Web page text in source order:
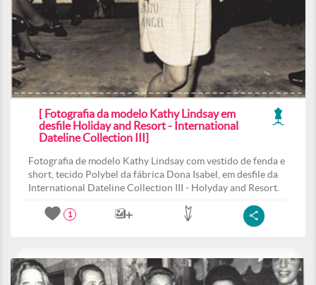
[ Fotografia da modelo Kathy Lindsay em
desfile Holiday and Resort - International
Dateline Collection III]
Fotografia de modelo Kathy Lindsay com vestido de fenda e
short, tecido Polybel da fábrica Dona Isabel, em desfile da
International Dateline Collection III - Holyday and Resort.
1